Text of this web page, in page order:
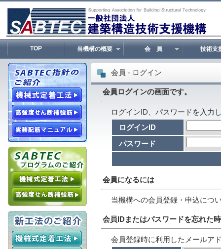
TOP 当機構の概要 会 員 技術支
会員 - ログイン
会員ログインの画面です。
ログインID、パスワードを入力
ログインID
パスワード
会員になるには
当機構への会員登録・申込につ
会員IDまたはパスワードを忘れた時
会員登録時に利用したメールア